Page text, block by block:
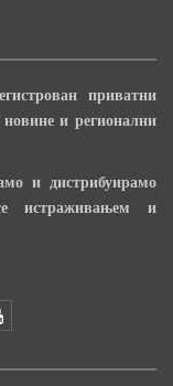
приватни
и регионални
и дистрибуирамо
истраживањем и